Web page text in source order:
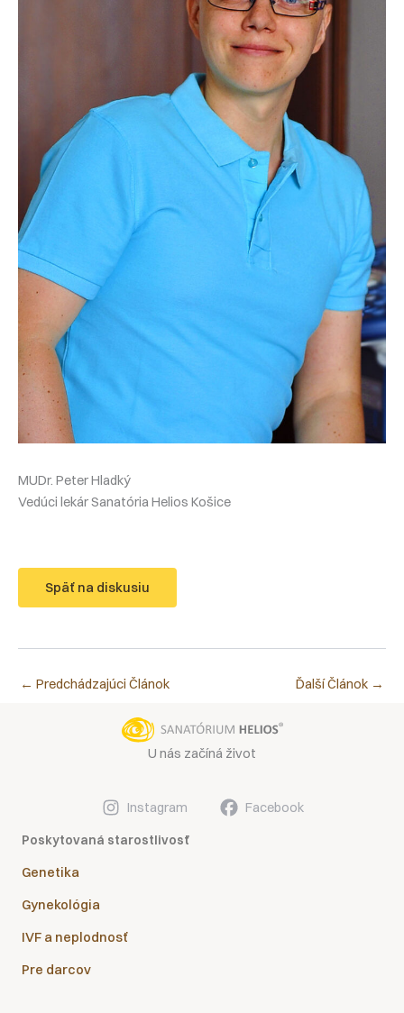
MUDr. Peter Hladký
Vedúci lekár Sanatória Helios Košice
Späť na diskusiu
← Predchádzajúci Článok Ďalší Článok →
U nás začíná život
Instagram Facebook
Poskytovaná starostlivosť
Genetika
Gynekológia
IVF a neplodnosť
Pre darcov